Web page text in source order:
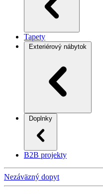
Tapety
Exteriérový nábytok
Doplnky
B2B projekty
Nezáväzný dopyt